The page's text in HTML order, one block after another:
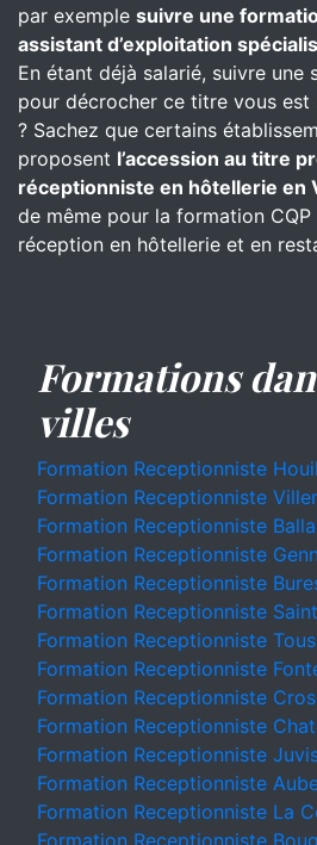
par exemple suivre une
assistant d’exploitation
En étant déjà salarié, suivre une
pour décrocher ce titre vous
? Sachez que certains
proposent l’accession au titre
réceptionniste en hôtellerie en
de même pour la formation
réception en hôtellerie et en
Formations
villes
Formation Receptionniste
Formation Receptionniste
Formation Receptionniste
Formation Receptionniste
Formation Receptionniste
Formation Receptionniste
Formation Receptionniste
Formation Receptionniste
Formation Receptionniste
Formation Receptionniste
Formation Receptionniste
Formation Receptionniste
Formation Receptionniste La
Formation Receptionniste